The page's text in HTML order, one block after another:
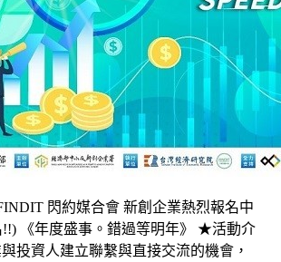
閃約媒合會 新創企業熱烈報名中
《年度盛事。錯過等明年》 ★活動介
投資人建立聯繫與直接交流的機會，